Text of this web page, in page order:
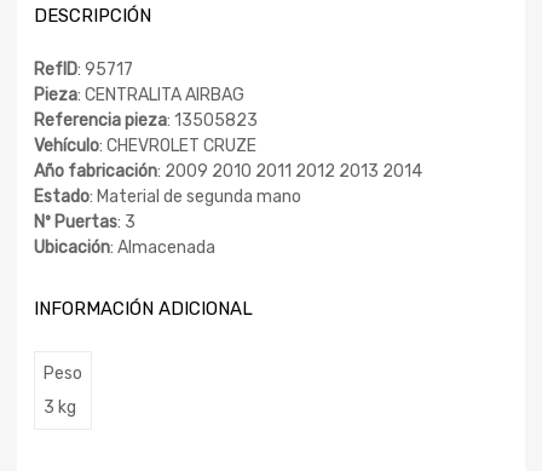
DESCRIPCIÓN
RefID: 95717
Pieza: CENTRALITA AIRBAG
Referencia pieza: 13505823
Vehículo: CHEVROLET CRUZE
Año fabricación: 2009 2010 2011 2012 2013 2014
Estado: Material de segunda mano
Nº Puertas: 3
Ubicación: Almacenada
INFORMACIÓN ADICIONAL
Peso
3 kg